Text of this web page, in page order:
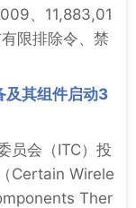
、11,883,01
限排除令、禁
及其组件启动3
员会（ITC）投
Certain Wirele
Ther